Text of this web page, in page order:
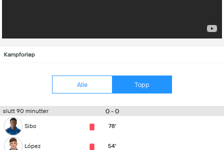
Kampforløp
Alle Topp
slutt 90 minutter 0 - 0
Sibo 78'
López 54'